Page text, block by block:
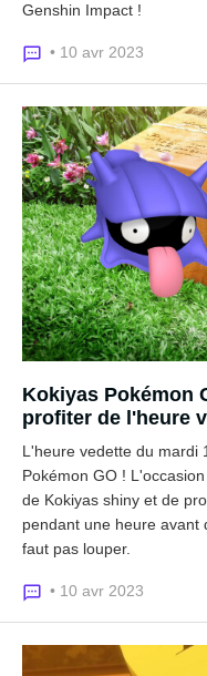
Genshin Impact !
• 10 avr 2023
Kokiyas Pokémon
profiter de l'heure
L'heure vedette du mardi
Pokémon GO !
de Kokiyas shiny et de
pendant une heure avant
faut pas louper.
• 10 avr 2023